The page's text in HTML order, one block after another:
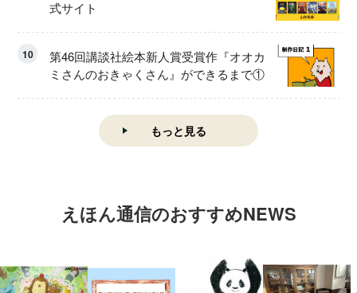
式サイト
10
第46回講談社絵本新人賞受賞作『オオカ
ミさんのおきゃくさん』ができるまで①
もっと見る
えほん通信のおすすめNEWS